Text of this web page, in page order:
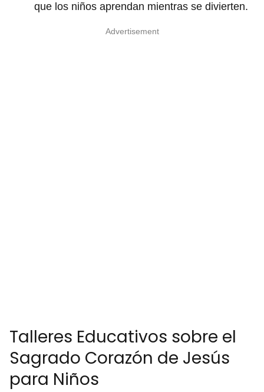
que los niños aprendan mientras se divierten.
Advertisement
Talleres Educativos sobre el
Sagrado Corazón de Jesús
para Niños